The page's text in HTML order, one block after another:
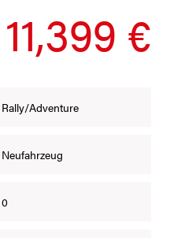
Rally/Adventure
Neufahrzeug
0
11,399 €